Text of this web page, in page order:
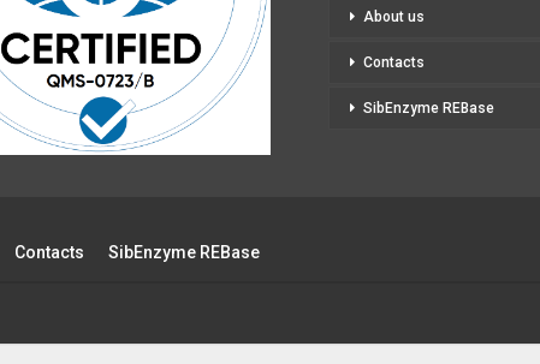
About us
Contacts
SibEnzyme REBase
Contacts SibEnzyme REBase